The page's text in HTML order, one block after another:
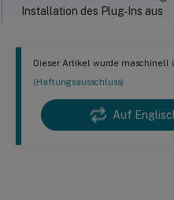
Dieser Artikel wurde maschinell
(Haftungsausschluss)
Auf
Installation des Plug-Ins aus
Schritt 2a: Verbindung
Schritt 2b: Speicherverwaltung
Schritt 2c: Speicherauswahl